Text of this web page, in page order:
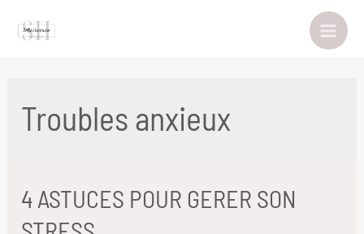
Troubles anxieux
4 ASTUCES POUR GERER SON